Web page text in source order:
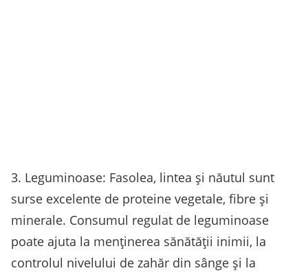
3. Leguminoase: Fasolea, lintea și năutul sunt
surse excelente de proteine ​​vegetale, fibre și
minerale. Consumul regulat de leguminoase
poate ajuta la menținerea sănătății inimii, la
controlul nivelului de zahăr din sânge și la